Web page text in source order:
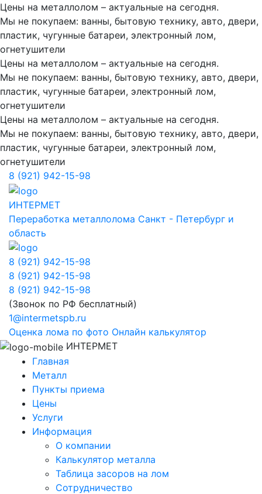
Цены на металлолом – актуальные на сегодня.
Мы не покупаем: ванны, бытовую технику, авто, двери,
пластик, чугунные батареи, электронный лом,
огнетушители
Цены на металлолом – актуальные на сегодня.
Мы не покупаем: ванны, бытовую технику, авто, двери,
пластик, чугунные батареи, электронный лом,
огнетушители
Цены на металлолом – актуальные на сегодня.
Мы не покупаем: ванны, бытовую технику, авто, двери,
пластик, чугунные батареи, электронный лом,
огнетушители
8 (921) 942-15-98
ИНТЕРМЕТ
Переработка металлолома Санкт - Петербург и
область
8 (921) 942-15-98
8 (921) 942-15-98
8 (921) 942-15-98
(Звонок по РФ бесплатный)
1@intermetspb.ru
Оценка лома по фото Онлайн калькулятор
ИНТЕРМЕТ
Главная
Металл
Пункты приема
Цены
Услуги
Информация
О компании
Калькулятор металла
Таблица засоров на лом
Сотрудничество